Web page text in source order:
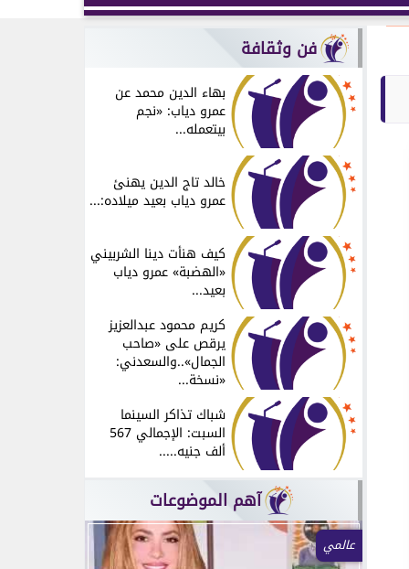
فن وثقافة
بهاء الدين محمد عن
عمرو دياب: «نجم
بيتعمله...
خالد تاج الدين يهنئ
عمرو دياب بعيد ميلاده:...
كيف هنأت دينا الشربيني
«الهضبة» عمرو دياب
بعيد...
كريم محمود عبدالعزيز
يرقص على «صاحب
الجمال»..والسعدني:
«نسخة...
شباك تذاكر السينما
السبت: الإجمالي 567
ألف جنيه.....
آهم الموضوعات
عالمي